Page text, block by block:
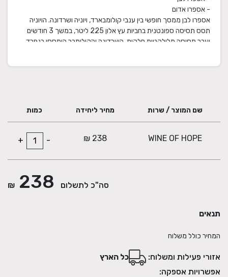
אספרו לבן ממסך חופשי בין ענבי קולומבארד, ויוניה ושרדונה. הויוניה
תסס תסיסה ספונטנית בחביות עץ אלון 225 ליטר, במשך 3 חודשים
ועבר תסיסה מלולקטית חלקית. השרדונה והקולומבר הותססו בנפרד
שם המוצר / שרות מחיר ליחידה כמות
WINE OF HOPE
238 ₪
-
+
סה"כ לתשלום 238
₪
תנאים
המחיר כולל משלוח
אזורי פעילות ומשלוח:
כל הארץ
אפשרויות אספקה: